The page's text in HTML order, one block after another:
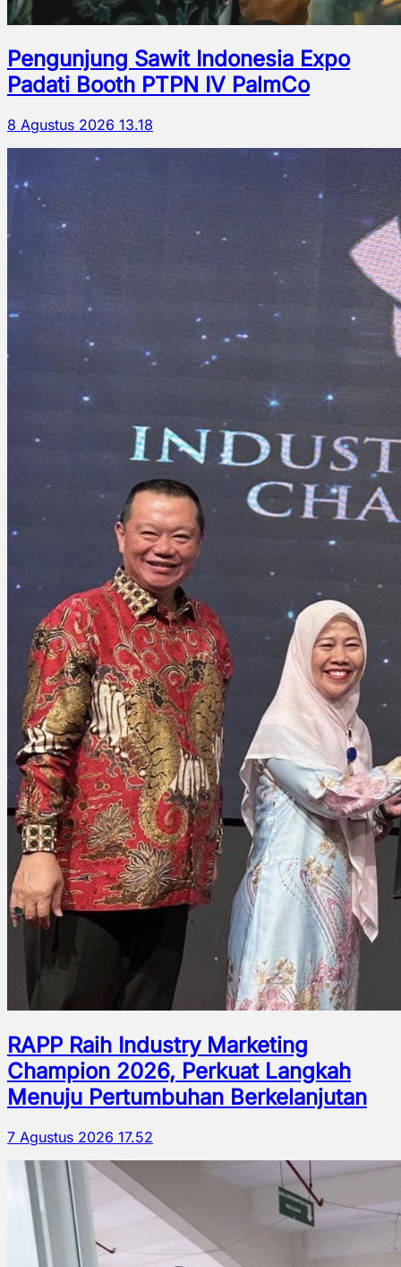
Pengunjung Sawit Indonesia Expo
Padati Booth PTPN IV PalmCo
8 Agustus 2026 13.18
RAPP Raih Industry Marketing
Champion 2026, Perkuat Langkah
Menuju Pertumbuhan Berkelanjutan
7 Agustus 2026 17.52